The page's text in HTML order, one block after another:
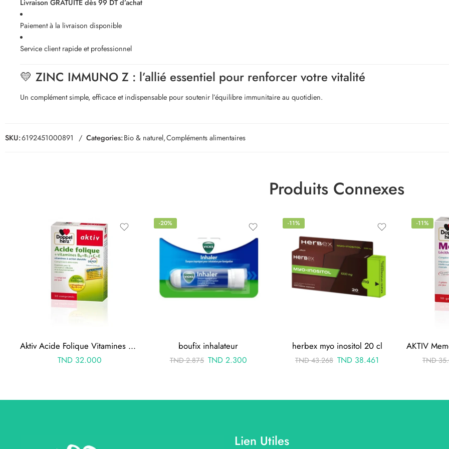
Livraison GRATUITE dès 99 DT d’achat
Paiement à la livraison disponible
Service client rapide et professionnel
💛 ZINC IMMUNO Z : l’allié essentiel pour renforcer votre vitalité
Un complément simple, efficace et indispensable pour soutenir l’équilibre immunitaire au quotidien.
SKU:6192451000891 Categories:Bio & naturel,Compléments alimentaires
Produits Connexes
Aktiv Acide Folique Vitamines B+C+E 30 Gélules
TND32.000
-20%
boufix inhalateur
TND2.875 TND2.300
-11%
herbex myo inositol 20 cl
TND43.268 TND 38.461
-11%
TND
Lien Utiles